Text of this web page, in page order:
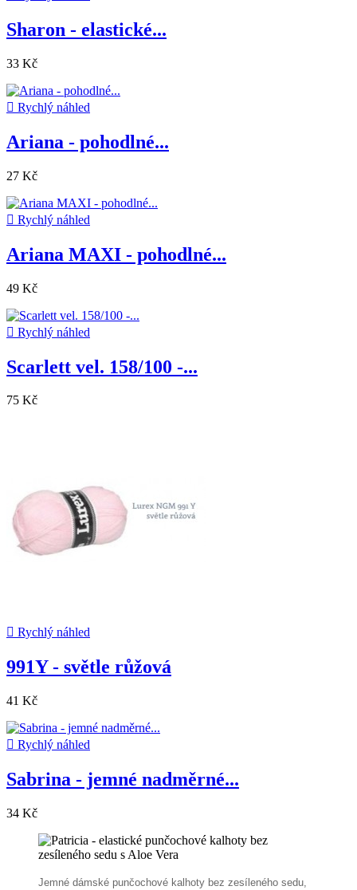
Sharon - elastické...
33 Kč
 Rychlý náhled
Ariana - pohodlné...
27 Kč
 Rychlý náhled
Ariana MAXI - pohodlné...
49 Kč
 Rychlý náhled
Scarlett vel. 158/100 -...
75 Kč
 Rychlý náhled
991Y - světle růžová
41 Kč
 Rychlý náhled
Sabrina - jemné nadměrné...
34 Kč
Jemné dámské punčochové kalhoty bez zesíleného sedu,